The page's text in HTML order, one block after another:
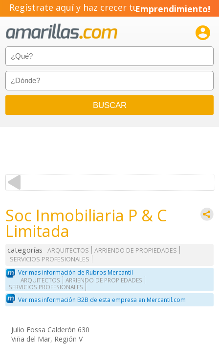
Regístrate aquí y haz crecer tuEmprendimiento!

Soc Inmobiliaria P & C
Limitada
categorías ARQUITECTOS
ARRIENDO DE PROPIEDADES
SERVICIOS PROFESIONALES
Ver mas información de Rubros Mercantil
ARQUITECTOS
ARRIENDO DE PROPIEDADES
SERVICIOS PROFESIONALES
Ver mas información B2B de esta empresa en Mercantil.com
Julio Fossa Calderón 630
Viña del Mar, Región V